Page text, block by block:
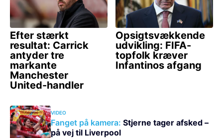
VIDEO
Fanget på kamera: Stjerne tager afsked –
på vej til Liverpool